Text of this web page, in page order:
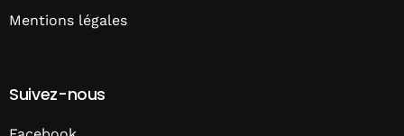
Mentions légales
Suivez-nous